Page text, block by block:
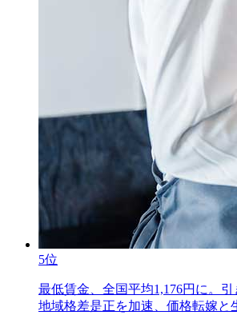
5位
最低賃金、全国平均1,176円に。引
地域格差是正を加速、価格転嫁と